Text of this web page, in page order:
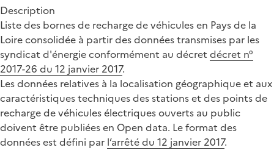
Description
Liste des bornes de recharge de véhicules en Pays de la
Loire consolidée à partir des données transmises par les
syndicat d'énergie conformément au décret décret n°
2017-26 du 12 janvier 2017.
Les données relatives à la localisation géographique et aux
caractéristiques techniques des stations et des points de
recharge de véhicules électriques ouverts au public
doivent être publiées en Open data. Le format des
données est défini par l’arrêté du 12 janvier 2017.